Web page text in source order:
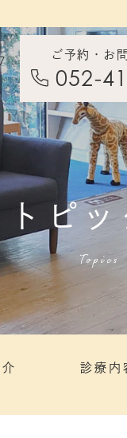
ご予約・お
052-
トピ
Topics
診療内